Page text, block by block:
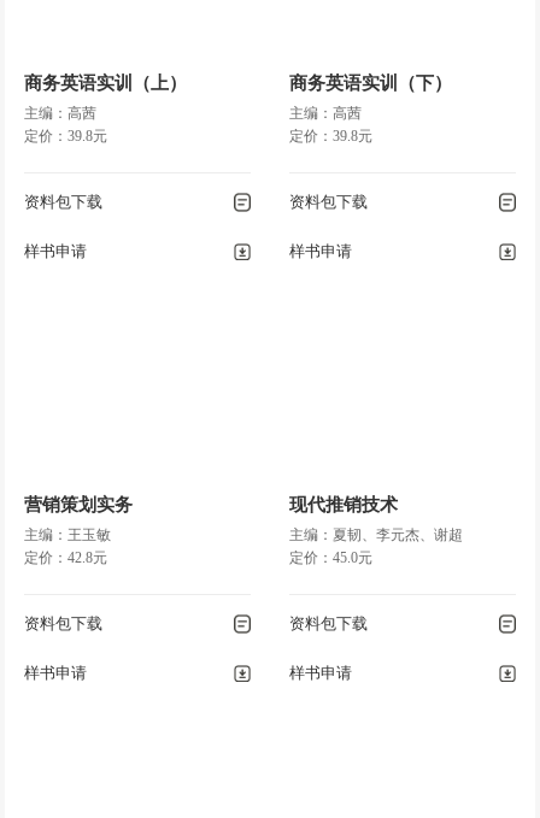
商务英语实训（上）
主编：高茜
定价：39.8元
资料包下载
样书申请
商务英语实训（下）
主编：高茜
定价：39.8元
资料包下载
样书申请
营销策划实务
主编：王玉敏
定价：42.8元
资料包下载
样书申请
现代推销技术
主编：夏韧、李元杰、谢超
定价：45.0元
资料包下载
样书申请